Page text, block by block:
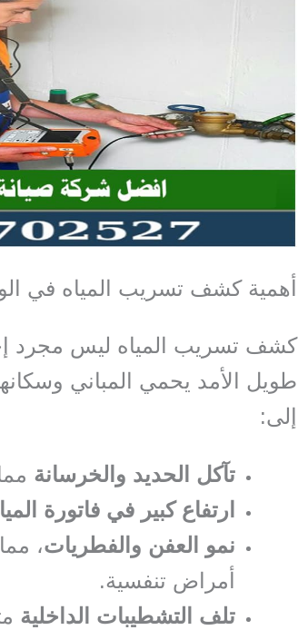
أهمية كشف تسريب المياه في
كشف تسريب المياه ليس مجرد
طويل الأمد يحمي المباني
إلى:
تآكل الحديد والخرسانة
ارتفاع كبير في فاتورة
نمو العفن والفطريات،
أمراض تنفسية.
تلف التشطيبات الداخلية